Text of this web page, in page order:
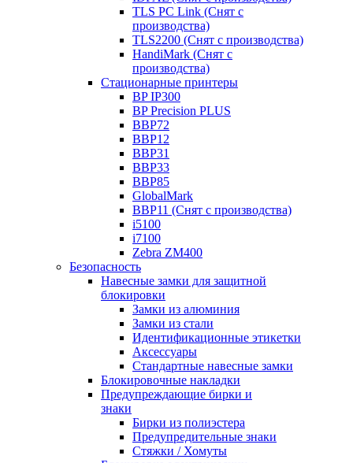
TLS PC Link (Снят с
производства)
TLS2200 (Снят с производства)
HandiMark (Снят с
производства)
Стационарные принтеры
BP IP300
BP Precision PLUS
BBP72
BBP12
BBP31
BBP33
BBP85
GlobalMark
BBP11 (Снят с производства)
i5100
i7100
Zebra ZM400
Безопасность
Навесные замки для защитной
блокировки
Замки из алюминия
Замки из стали
Идентификационные этикетки
Аксессуары
Стандартные навесные замки
Блокировочные накладки
Предупреждающие бирки и
знаки
Бирки из полиэстера
Предупредительные знаки
Стяжки / Хомуты